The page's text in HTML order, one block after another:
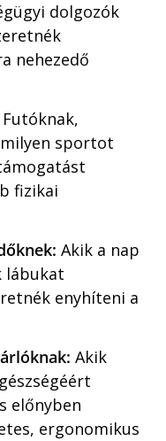
dolgozók
nehezedő
Futóknak,
sportot
fizikai
Akik a nap
lábukat
enyhíteni a
Akik
előnyben
ergonomikus